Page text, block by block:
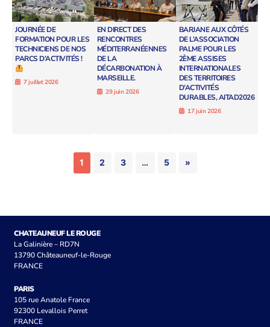
JOURNÉE DE
FORMATION POUR LES
TECHNICIENS DE NOS
PARCS D’ACTIVITÉS !
7 juillet 2026
EN DIRECT DES
RENCONTRES
MÉDITERRANÉENNES
DE LA
DÉCARBONATION À
MARSEILLE.
29 juin 2026
BARJANE AUX CÔTÉS
DE L’ASSOCIATION
PALME POUR LES
2ÈME ASSISES
INTERNATIONALES
DES TERRITOIRES
D’ACTIVITÉS
DURABLES, AITAD2026
17 juin 2026
1 2 3 … 5 »
CHATEAUNEUF LE ROUGE
La Galinière – RD7N
13790 Châteauneuf-le-Rouge
FRANCE
PARIS
105 rue Anatole France
92300 Levallois Perret
FRANCE